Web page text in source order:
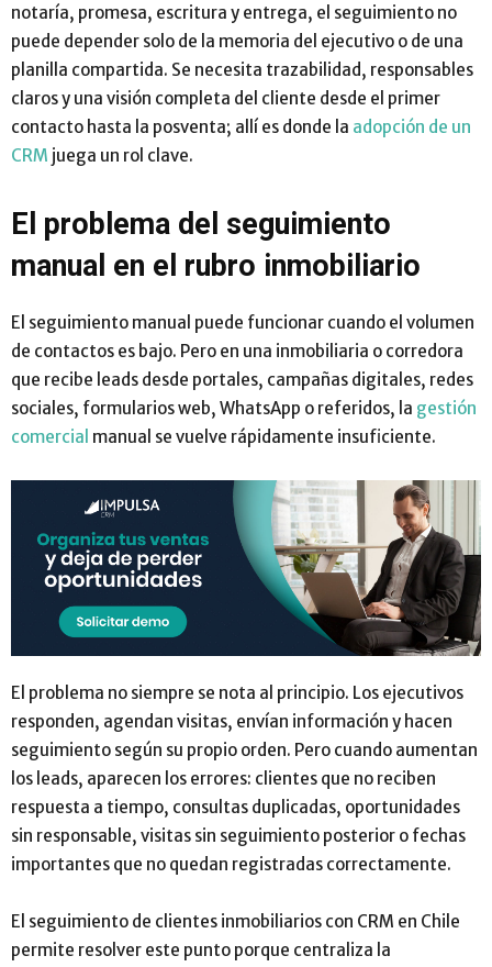
notaría, promesa, escritura y entrega, el seguimiento no
puede depender solo de la memoria del ejecutivo o de una
planilla compartida. Se necesita trazabilidad, responsables
claros y una visión completa del cliente desde el primer
contacto hasta la posventa; allí es donde la adopción de un
CRM juega un rol clave.
El problema del seguimiento
manual en el rubro inmobiliario
El seguimiento manual puede funcionar cuando el volumen
de contactos es bajo. Pero en una inmobiliaria o corredora
que recibe leads desde portales, campañas digitales, redes
sociales, formularios web, WhatsApp o referidos, la gestión
comercial manual se vuelve rápidamente insuficiente.
El problema no siempre se nota al principio. Los ejecutivos
responden, agendan visitas, envían información y hacen
seguimiento según su propio orden. Pero cuando aumentan
los leads, aparecen los errores: clientes que no reciben
respuesta a tiempo, consultas duplicadas, oportunidades
sin responsable, visitas sin seguimiento posterior o fechas
importantes que no quedan registradas correctamente.
El seguimiento de clientes inmobiliarios con CRM en Chile
permite resolver este punto porque centraliza la